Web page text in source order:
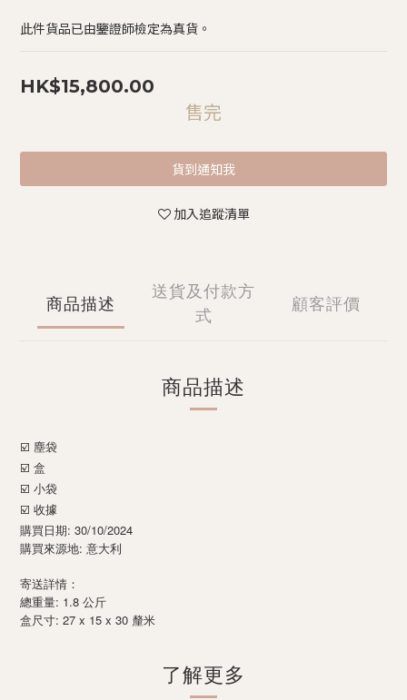
此件貨品已由鑒證師檢定為真貨。
HK$15,800.00
售完
貨到通知我
加入追蹤清單
商品描述
送貨及付款方
式
顧客評價
商品描述
☑️ 塵袋
☑️ 盒
☑️ 小袋
☑️ 收據
購買日期: 30/10/2024
購買來源地: 意大利
寄送詳情：
總重量: 1.8 公斤
盒尺寸: 27 x 15 x 30 釐米
了解更多